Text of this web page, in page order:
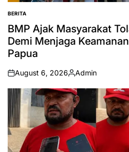
POSTED
IN
BERITA
BMP Ajak Masyarakat
Demi Menjaga
Papua
on
August 6, 2026
Posted
by
Admin